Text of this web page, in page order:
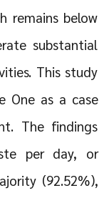
remains below
substantial
This study
One as a case
The findings
per day, or
(92.52%),